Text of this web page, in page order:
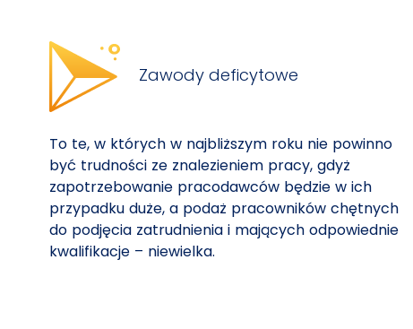
Zawody deficytowe
To te, w których w najbliższym roku nie powinno
być trudności ze znalezieniem pracy, gdyż
zapotrzebowanie pracodawców będzie w ich
przypadku duże, a podaż pracowników chętnych
do podjęcia zatrudnienia i mających odpowiednie
kwalifikacje – niewielka.